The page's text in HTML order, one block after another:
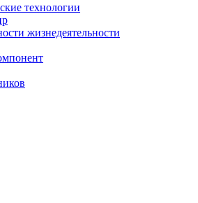
технологии
жизнедеятельности